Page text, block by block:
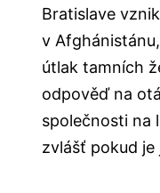
Bratislave
v
útlak tamních
odpověď na
společnosti na
zvlášť pokud je